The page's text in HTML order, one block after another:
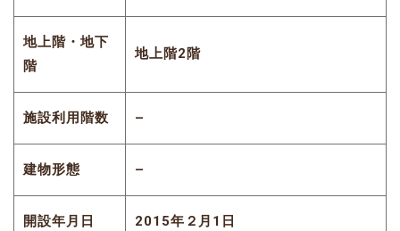
地上階・地下
階
地上階2階
施設利用階数 –
建物形態 –
開設年月日 2015年２月1日